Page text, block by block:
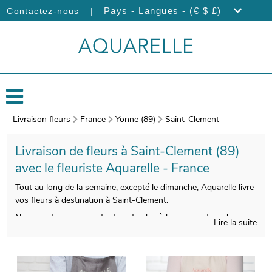
Contactez-nous | Pays - Langues - (€ $ £)
Livraison fleurs France Yonne (89) Saint-Clement
Livraison de fleurs à Saint-Clement (89)
avec le fleuriste Aquarelle - France
Tout au long de la semaine, excepté le dimanche, Aquarelle livre
vos fleurs à destination à Saint-Clement.
Nous portons un soin tout particulier à la composition de vos
commande sera prise, après avoir utilisé un vase de transport
pour le protéger. Vous pourrez visualiser le style de votre
Lire la suite